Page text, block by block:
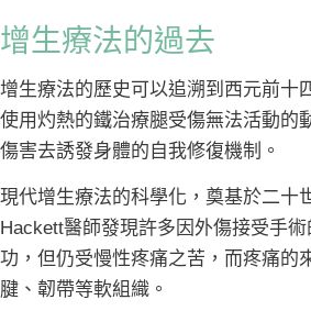
增生療法的過去
增生療法的歷史可以追溯到西元前十
使用灼熱的鐵治療腿受傷無法活動的
傷害去誘發身體的自我修復機制。
現代增生療法的科學化，奠基於二十
Hackett醫師發現許多因外傷接受手
功，但仍受慢性疼痛之苦，而疼痛的
腱、韌帶等軟組織。